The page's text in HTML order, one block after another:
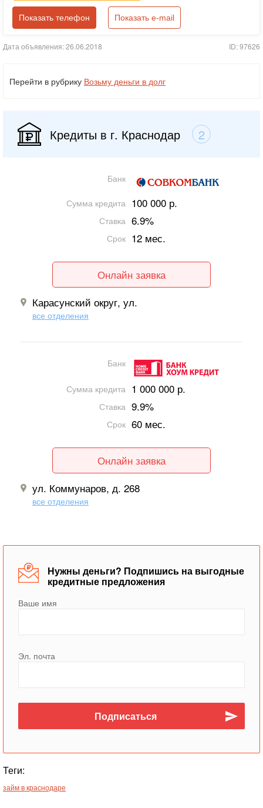
Показать телефон Показать e-mail
Дата объявления: 26.06.2018 ID: 97626
Перейти в рубрику Возьму деньги в долг
Кредиты в г. Краснодар 2
Банк
Сумма кредита 100 000 р.
Ставка 6.9%
Срок 12 мес.
Онлайн заявка
Карасунский округ, ул.
все отделения
Банк
Сумма кредита 1 000 000 р.
Ставка 9.9%
Срок 60 мес.
Онлайн заявка
ул. Коммунаров, д. 268
все отделения
Нужны деньги? Подпишись на выгодные
кредитные предложения
Ваше имя
Эл. почта
Теги:
займ в краснодаре